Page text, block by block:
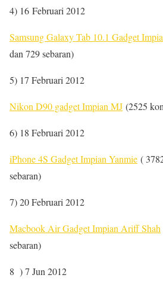
4) 16 Februari 2012
Samsung Galaxy Tab 10.1 Gadget
dan 729 sebaran)
5) 17 Februari 2012
Nikon D90 gadget Impian MJ (2525
6) 18 Februari 2012
iPhone 4S Gadget Impian Yanmie (
sebaran)
7) 20 Februari 2012
Macbook Air Gadget Impian Ariff Shah
sebaran)
8 ) 7 Jun 2012